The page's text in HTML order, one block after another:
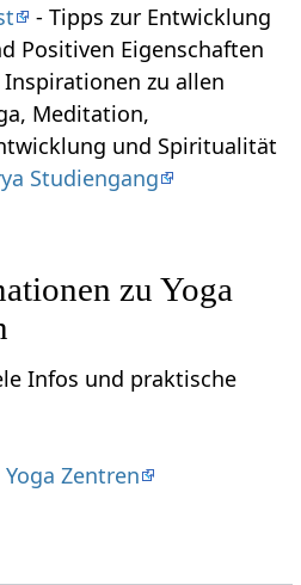
- Tipps zur Entwicklung
Positiven Eigenschaften
Inspirationen zu allen
Meditation,
und Spiritualität
Studiengang
zu Yoga
Infos und praktische
Zentren